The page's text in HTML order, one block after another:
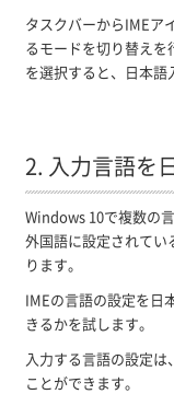
タスクバーからIMEア
るモードを切り替えを
を選択すると、日本語
2. 入力言語を
Windows 10で複数の
外国語に設定されてい
ります。
IMEの言語の設定を日
きるかを試します。
入力する言語の設定
ことができます。